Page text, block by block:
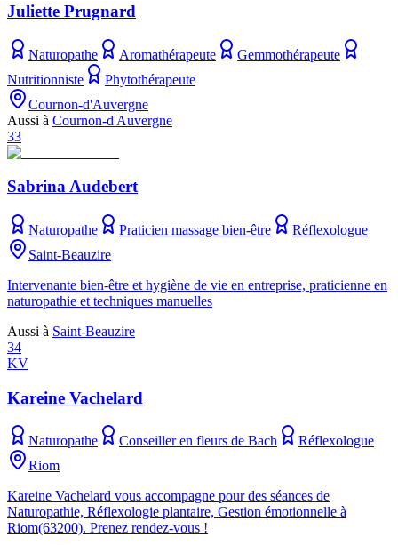
Juliette Prugnard
Naturopathe Aromathérapeute
Gemmothérapeute
Nutritionniste
Phytothérapeute
Cournon-d'Auvergne
Aussi à Cournon-d'Auvergne
33
Sabrina Audebert
Naturopathe Praticien massage bien-être
Réflexologue
Saint-Beauzire
Intervenante bien-être et hygiène de vie en entreprise, praticienne en
naturopathie et techniques manuelles
Aussi à Saint-Beauzire
34
KV
Kareine Vachelard
Naturopathe Conseiller en fleurs de Bach
Réflexologue
Riom
Kareine Vachelard vous accompagne pour des séances de
Naturopathie, Réflexologie plantaire, Gestion émotionnelle à
Riom(63200). Prenez rendez-vous !